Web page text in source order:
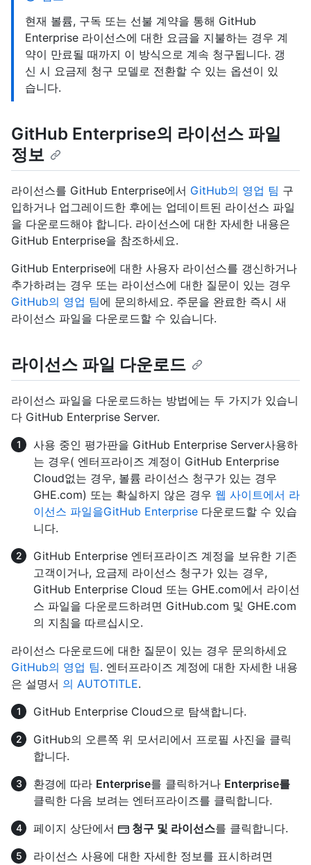
현재 볼륨, 구독 또는 선불 계약을 통해 GitHub
Enterprise 라이선스에 대한 요금을 지불하는 경우 계
약이 만료될 때까지 이 방식으로 계속 청구됩니다. 갱
신 시 요금제 청구 모델로 전환할 수 있는 옵션이 있
습니다.
GitHub Enterprise의 라이선스 파일
정보
라이선스를 GitHub Enterprise에서 GitHub의 영업 팀 구
입하거나 업그레이드한 후에는 업데이트된 라이선스 파일
을 다운로드해야 합니다. 라이선스에 대한 자세한 내용은
GitHub Enterprise을 참조하세요.
GitHub Enterprise에 대한 사용자 라이선스를 갱신하거나
추가하려는 경우 또는 라이선스에 대한 질문이 있는 경우
GitHub의 영업 팀에 문의하세요. 주문을 완료한 즉시 새
라이선스 파일을 다운로드할 수 있습니다.
라이선스 파일 다운로드
라이선스 파일을 다운로드하는 방법에는 두 가지가 있습니
다 GitHub Enterprise Server.
사용 중인 평가판을 GitHub Enterprise Server사용하
는 경우( 엔터프라이즈 계정이 GitHub Enterprise
Cloud없는 경우, 볼륨 라이선스 청구가 있는 경우
GHE.com) 또는 확실하지 않은 경우 웹 사이트에서 라
이선스 파일을GitHub Enterprise 다운로드할 수 있습
니다.
GitHub Enterprise 엔터프라이즈 계정을 보유한 기존
고객이거나, 요금제 라이선스 청구가 있는 경우,
GitHub Enterprise Cloud 또는 GHE.com에서 라이선
스 파일을 다운로드하려면 GitHub.com 및 GHE.com
의 지침을 따르십시오.
라이선스 다운로드에 대한 질문이 있는 경우 문의하세요
GitHub의 영업 팀. 엔터프라이즈 계정에 대한 자세한 내용
은 설명서 의 AUTOTITLE.
GitHub Enterprise Cloud으로 탐색합니다.
GitHub의 오른쪽 위 모서리에서 프로필 사진을 클릭
합니다.
환경에 따라 Enterprise를 클릭하거나 Enterprise를
클릭한 다음 보려는 엔터프라이즈를 클릭합니다.
페이지 상단에서
청구 및 라이선스를 클릭합니다.
라이선스 사용에 대한 자세한 정보를 표시하려면